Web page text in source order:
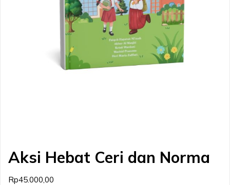
Aksi Hebat Ceri dan Norma
Rp45.000,00